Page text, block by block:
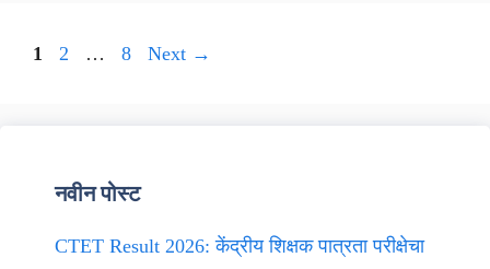
Page
1 Page
2 … Page
8 Next →
नवीन पोस्ट
CTET Result 2026: केंद्रीय शिक्षक पात्रता परीक्षेचा